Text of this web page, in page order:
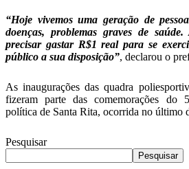
“Hoje vivemos uma geração de
doenças, problemas graves de
precisar gastar R$1 real para se
público a sua disposição”, declarou o
As inaugurações das quadra
fizeram parte das comemorações do
política de Santa Rita, ocorrida no último
Pesquisar
Pesquisar